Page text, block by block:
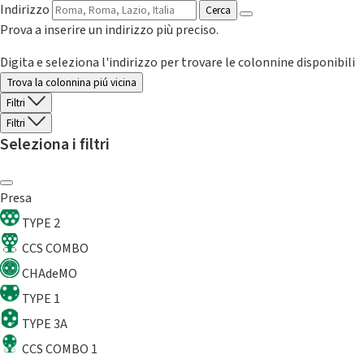
Indirizzo
Cerca
Prova a inserire un indirizzo più preciso.
Digita e seleziona l'indirizzo per trovare le colonnine disponibili
Trova la colonnina piú vicina
Filtri
Filtri
Seleziona i filtri
Presa
TYPE 2
CCS COMBO
CHAdeMO
TYPE 1
TYPE 3A
CCS COMBO 1